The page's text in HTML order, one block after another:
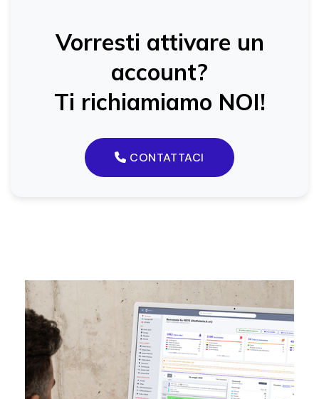
Vorresti attivare un
account?
Ti richiamiamo NOI!
CONTATTACI